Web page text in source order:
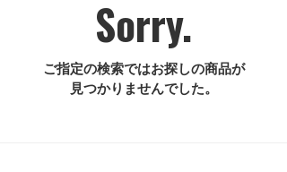
Sorry.
ご指定の検索ではお探しの商品が
見つかりませんでした。